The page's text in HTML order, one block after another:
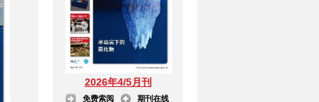
2026年4/5月刊
免费索阅 期刊在线